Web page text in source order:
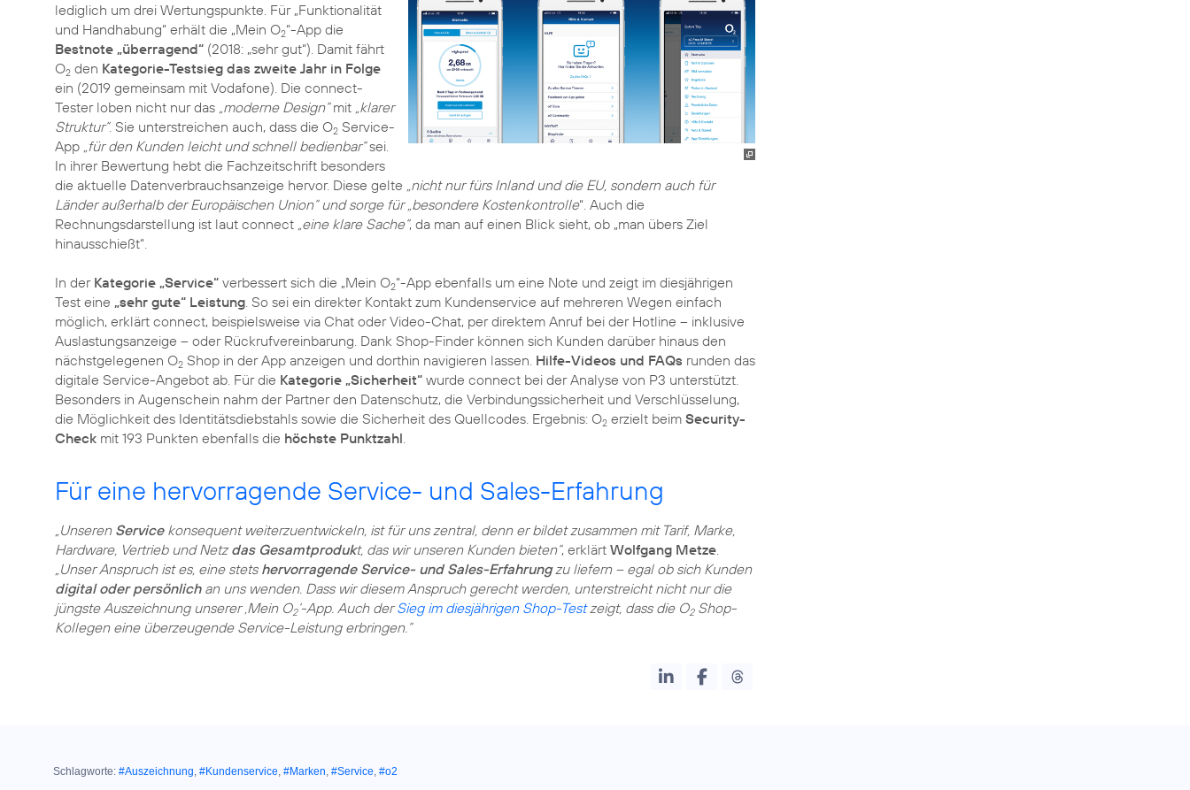
lediglich um drei Wertungspunkte. Für „Funktionalität
und Handhabung“ erhält die „Mein O2“-App die
Bestnote „überragend“ (2018: „sehr gut“). Damit fährt
O2 den Kategorie-Testsieg das zweite Jahr in Folge
ein (2019 gemeinsam mit Vodafone). Die connect-
Tester loben nicht nur das „moderne Design“mit „klarer
Struktur“. Sie unterstreichen auch, dass die O2 Service-
App „für den Kunden leicht und schnell bedienbar“sei.
In ihrer Bewertung hebt die Fachzeitschrift besonders
die aktuelle Datenverbrauchsanzeige hervor. Diese gelte „nicht nur fürs Inland und die EU, sondern auch für
Länder außerhalb der Europäischen Union“ und sorge für „besondere Kostenkontrolle“. Auch die
Rechnungsdarstellung ist laut connect „eine klare Sache“, da man auf einen Blick sieht, ob „man übers Ziel
hinausschießt“.
In der Kategorie „Service“ verbessert sich die „Mein O2“-App ebenfalls um eine Note und zeigt im diesjährigen
Test eine „sehr gute“ Leistung. So sei ein direkter Kontakt zum Kundenservice auf mehreren Wegen einfach
möglich, erklärt connect, beispielsweise via Chat oder Video-Chat, per direktem Anruf bei der Hotline – inklusive
Auslastungsanzeige – oder Rückrufvereinbarung. Dank Shop-Finder können sich Kunden darüber hinaus den
nächstgelegenen O2 Shop in der App anzeigen und dorthin navigieren lassen. Hilfe-Videos und FAQs runden das
digitale Service-Angebot ab. Für die Kategorie „Sicherheit“ wurde connect bei der Analyse von P3 unterstützt.
Besonders in Augenschein nahm der Partner den Datenschutz, die Verbindungssicherheit und Verschlüsselung,
die Möglichkeit des Identitätsdiebstahls sowie die Sicherheit des Quellcodes. Ergebnis: O2 erzielt beim Security-
Check mit 193 Punkten ebenfalls die höchste Punktzahl.
Für eine hervorragende Service- und Sales-Erfahrung
„Unseren Servicekonsequent weiterzuentwickeln, ist für uns zentral, denn er bildet zusammen mit Tarif, Marke,
Hardware, Vertrieb und Netz das Gesamtprodukt, das wir unseren Kunden bieten“, erklärt Wolfgang Metze.
„Unser Anspruch ist es, eine stets hervorragende Service- und Sales-Erfahrungzu liefern – egal ob sich Kunden
digital oder persönlichan uns wenden. Dass wir diesem Anspruch gerecht werden, unterstreicht nicht nur die
jüngste Auszeichnung unserer ‚Mein O2‘-App. Auch derSieg im diesjährigen Shop-Testzeigt, dass die O2Shop-
Kollegen eine überzeugende Service-Leistung erbringen.“
Schlagworte: #Auszeichnung, #Kundenservice, #Marken, #Service, #o2